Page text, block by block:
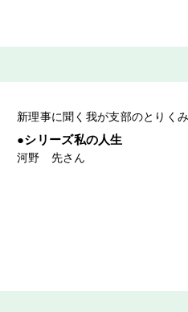
新理事に聞く我が支部のとりくみ
●シリーズ私の人生
河野 先さん